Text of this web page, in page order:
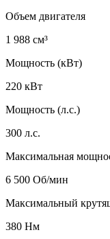
Объем двигателя
1 988 см³
Мощность (кВт)
220 кВт
Мощность (л.с.)
300 л.с.
Максимальная
6 500 Об/мин
Максимальный
380 Нм